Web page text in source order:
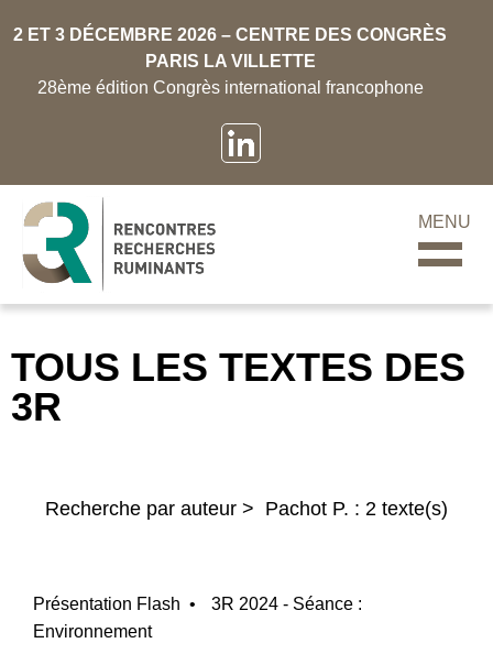
2 ET 3 DÉCEMBRE 2026 – CENTRE DES CONGRÈS
PARIS LA VILLETTE
28ème édition Congrès international francophone
MENU
TOUS LES TEXTES DES
3R
Recherche par auteur > Pachot P. : 2 texte(s)
Présentation Flash •
3R 2024 - Séance :
Environnement